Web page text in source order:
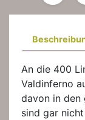
An die 400
Valdinferno
davon in den
sind gar